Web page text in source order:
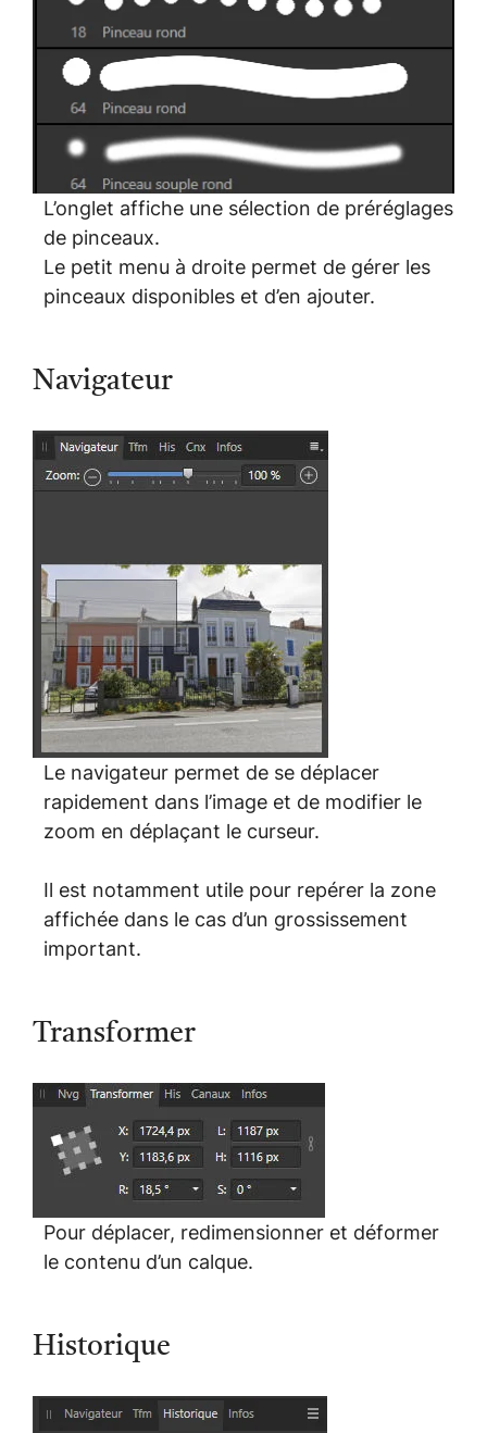
L’onglet affiche une sélection de préréglages
de pinceaux.
Le petit menu à droite permet de gérer les
pinceaux disponibles et d’en ajouter.
Navigateur
Le navigateur permet de se déplacer
rapidement dans l’image et de modifier le
zoom en déplaçant le curseur.
Il est notamment utile pour repérer la zone
affichée dans le cas d’un grossissement
important.
Transformer
Pour déplacer, redimensionner et déformer
le contenu d’un calque.
Historique